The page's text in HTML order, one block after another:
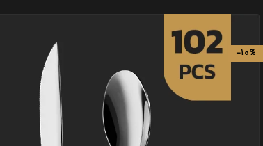
-10%